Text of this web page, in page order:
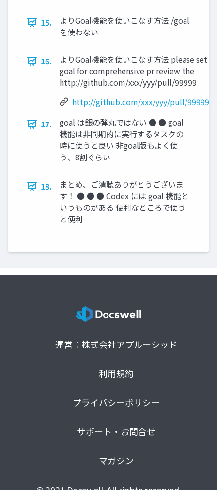
15.
よりGoal機能を使いこなす方法 /goal
を使わない
16.
よりGoal機能を使いこなす方法 please set
goal for comprehensive pr review the
http://github.com/xxx/yyy/pull/99999
http://github.com/xxx/yyy/pull/99999
17.
goal は銀の弾丸ではない ● ● goal
機能は非同期的に実行するタスクの
時に使うと良い 非goal版もよく使
う、8割ぐらい
18.
まとめ、ご清聴ありがとうございま
す！ ● ● ● Codex には goal 機能と
いうものがある 便利なところで使う
と便利
運営：株式会社アプルーシッド
利用規約
プライバシーポリシー
サポート・お問合せ
マガジン